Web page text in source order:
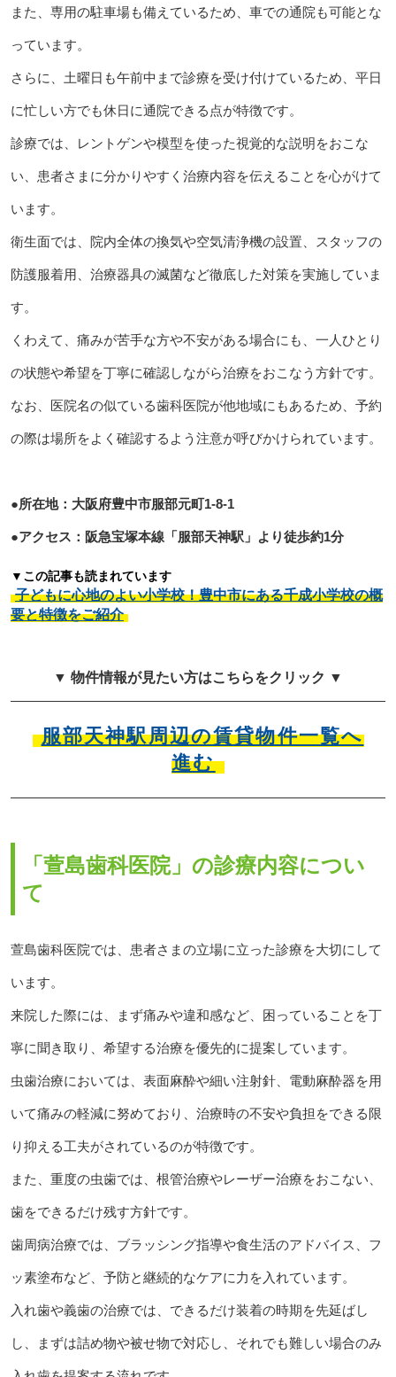
また、専用の駐車場も備えているため、車での通院も可能とな
っています。
さらに、土曜日も午前中まで診療を受け付けているため、平日
に忙しい方でも休日に通院できる点が特徴です。
診療では、レントゲンや模型を使った視覚的な説明をおこな
い、患者さまに分かりやすく治療内容を伝えることを心がけて
います。
衛生面では、院内全体の換気や空気清浄機の設置、スタッフの
防護服着用、治療器具の滅菌など徹底した対策を実施していま
す。
くわえて、痛みが苦手な方や不安がある場合にも、一人ひとり
の状態や希望を丁寧に確認しながら治療をおこなう方針です。
なお、医院名の似ている歯科医院が他地域にもあるため、予約
の際は場所をよく確認するよう注意が呼びかけられています。
●所在地：大阪府豊中市服部元町1-8-1
●アクセス：阪急宝塚本線「服部天神駅」より徒歩約1分
▼この記事も読まれています
子どもに心地のよい小学校！豊中市にある千成小学校の概
要と特徴をご紹介
▼ 物件情報が見たい方はこちらをクリック ▼
服部天神駅周辺の賃貸物件一覧へ
進む
「萱島歯科医院」の診療内容につい
て
萱島歯科医院では、患者さまの立場に立った診療を大切にして
います。
来院した際には、まず痛みや違和感など、困っていることを丁
寧に聞き取り、希望する治療を優先的に提案しています。
虫歯治療においては、表面麻酔や細い注射針、電動麻酔器を用
いて痛みの軽減に努めており、治療時の不安や負担をできる限
り抑える工夫がされているのが特徴です。
また、重度の虫歯では、根管治療やレーザー治療をおこない、
歯をできるだけ残す方針です。
歯周病治療では、ブラッシング指導や食生活のアドバイス、フ
ッ素塗布など、予防と継続的なケアに力を入れています。
入れ歯や義歯の治療では、できるだけ装着の時期を先延ばし
し、まずは詰め物や被せ物で対応し、それでも難しい場合のみ